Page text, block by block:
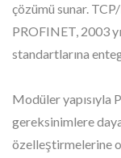
çözümü sunar.
PROFINET, 2003
standartlarına
Modüler yapısıyla
gereksinimlere
özelleştirmelerine